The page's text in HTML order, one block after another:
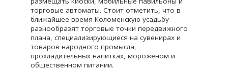
торговые автоматы. Стоит отметить, что в
ближайшее время Коломенскую усадьбу
разнообразят торговые точки передвижного
плана, специализирующиеся на сувенирах и
товаров народного промысла,
прохладительных напитках, мороженом и
общественном питании.